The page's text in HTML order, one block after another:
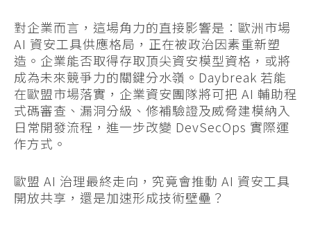
對企業而言，這場角力的直接影響是：歐洲市場
AI 資安工具供應格局，正在被政治因素重新塑
造。企業能否取得存取頂尖資安模型資格，或將
成為未來競爭力的關鍵分水嶺。Daybreak 若能
在歐盟市場落實，企業資安團隊將可把 AI 輔助程
式碼審查、漏洞分級、修補驗證及威脅建模納入
日常開發流程，進一步改變 DevSecOps 實際運
作方式。
歐盟 AI 治理最終走向，究竟會推動 AI 資安工具
開放共享，還是加速形成技術壁壘？